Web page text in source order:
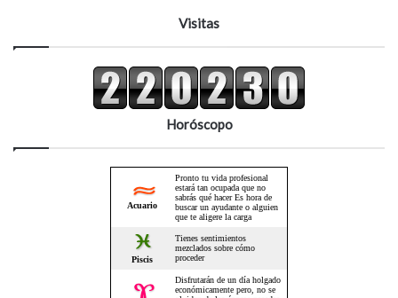
Visitas
Horóscopo